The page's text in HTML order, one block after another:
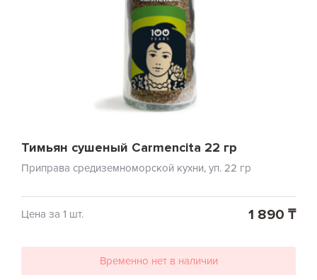
Тимьян сушеный Carmencita 22 гр
Приправа средиземноморской кухни, уп. 22 гр
Цена за 1 шт. 1 890 ₸
Временно нет в наличии